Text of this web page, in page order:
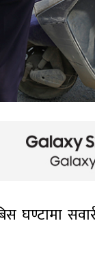
घण्टामा